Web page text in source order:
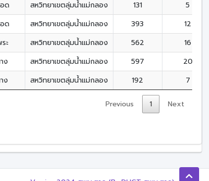
ด สหวิทยาเขตลุ่มน้ำแม่กลอง 131
5
ด สหวิทยาเขตลุ่มน้ำแม่กลอง 393
12
ะ สหวิทยาเขตลุ่มน้ำแม่กลอง 562
16
ง สหวิทยาเขตลุ่มน้ำแม่กลอง 597
20
ง สหวิทยาเขตลุ่มน้ำแม่กลอง 192 7
Previous 1 Next